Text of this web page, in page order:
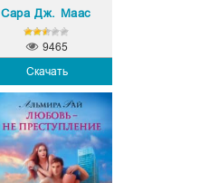
Сара Дж. Маас
Скачать
9465